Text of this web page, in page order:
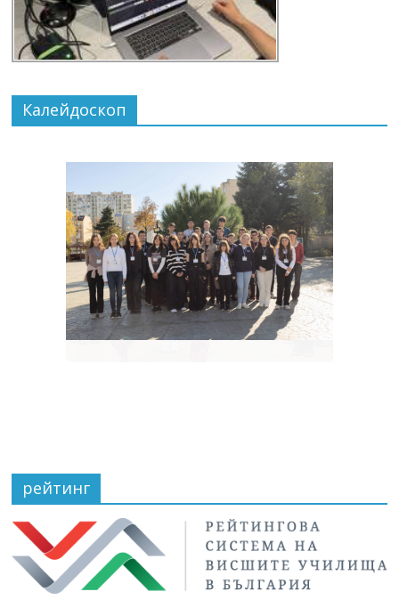
Калейдоскоп
рейтинг